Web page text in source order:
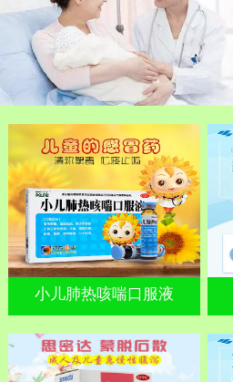
小儿肺热咳喘口服液